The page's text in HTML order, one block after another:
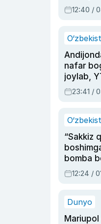
olmay
12:40 /
nafar
joylab,
ayolga
23:41 /
“Sakkiz
bomba
Oripovni
12:24 /
Dunyo